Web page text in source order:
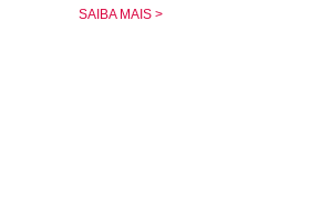
SAIBA MAIS >